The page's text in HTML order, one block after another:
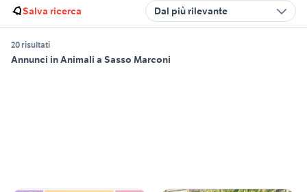
Salva ricerca Dal più rilevante
20 risultati
Annunci in Animali a Sasso Marconi